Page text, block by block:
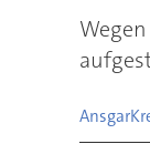
Ansgar